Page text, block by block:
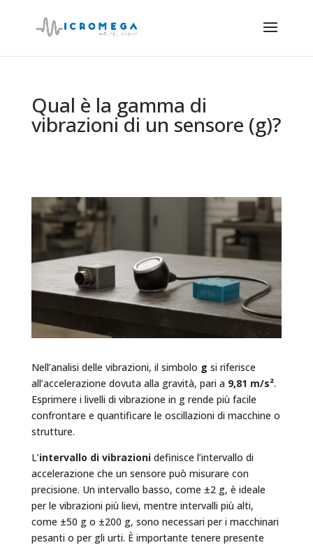
Qual è la gamma di
vibrazioni di un sensore (g)?
Nell’analisi delle vibrazioni, il simbolo g si riferisce
all’accelerazione dovuta alla gravità, pari a 9,81 m/s².
Esprimere i livelli di vibrazione in g rende più facile
confrontare e quantificare le oscillazioni di macchine o
strutture.
L’intervallo di vibrazionidefinisce l’intervallo di
accelerazione che un sensore può misurare con
precisione. Un intervallo basso, come ±2 g, è ideale
per le vibrazioni più lievi, mentre intervalli più alti,
come ±50 g o ±200 g, sono necessari per i macchinari
pesanti o per gli urti. È importante tenere presente